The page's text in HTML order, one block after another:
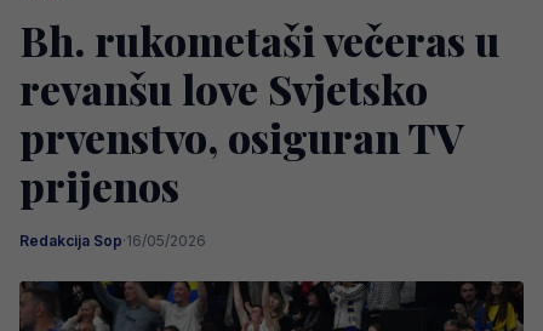
Bh. rukometaši večeras u
revanšu love Svjetsko
prvenstvo, osiguran TV
prijenos
Redakcija Sop·16/05/2026